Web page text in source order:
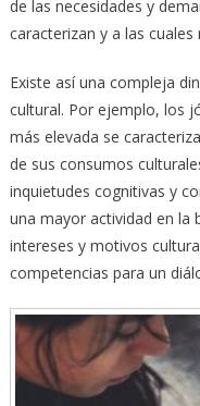
de las necesidades y
caracterizan y a las
Existe así una compleja
cultural. Por ejemplo, los
más elevada se
de sus consumos
inquietudes cognitivas y
una mayor actividad en la
intereses y motivos
competencias para un